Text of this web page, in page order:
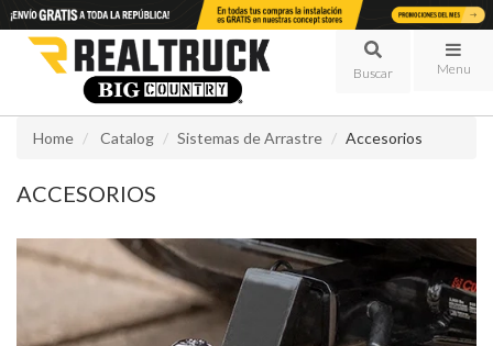
Menu
Home Catalog Sistemas de Arrastre Accesorios
ACCESORIOS